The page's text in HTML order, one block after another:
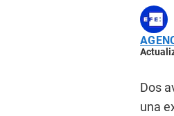
Dos
una